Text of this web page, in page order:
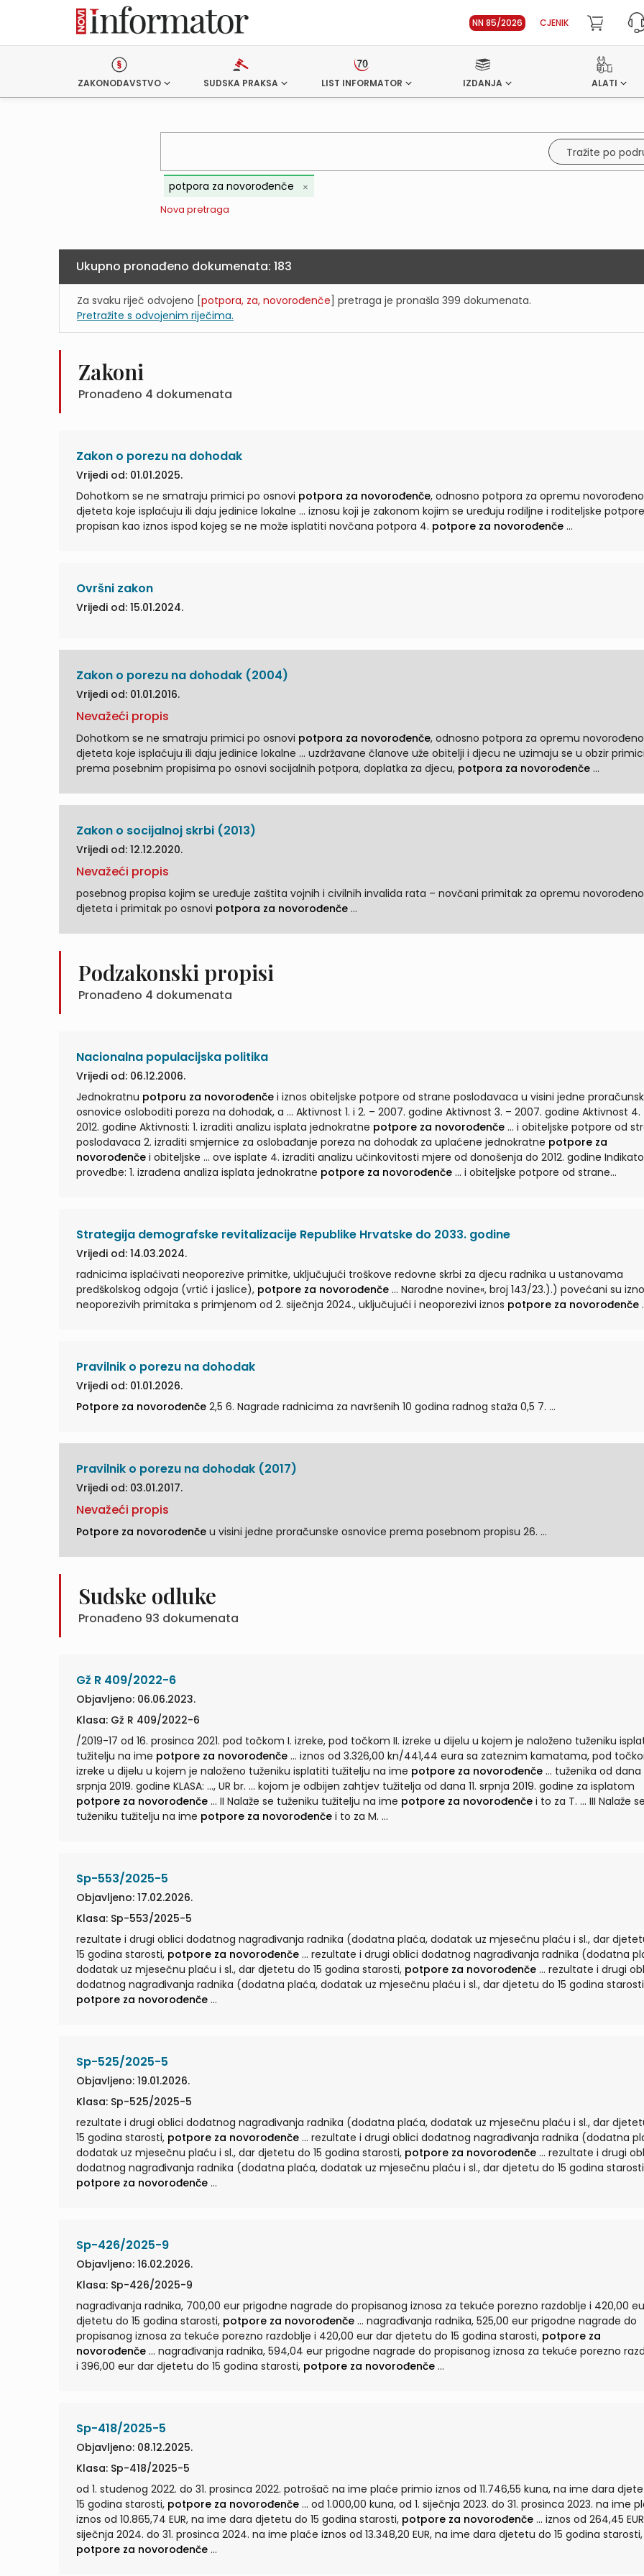
NN 85/2026 CJENIK
ZAKONODAVSTVO SUDSKA PRAKSA LIST INFORMATOR IZDANJA ALATI
potpora za novorođenče
Tražite po
Nova pretraga
Ukupno pronađeno dokumenata: 183
Za svaku riječ odvojeno [potpora, za, novorođenče ] pretraga je pronašla 399 dokumenata.
Pretražite s odvojenim riječima.
Zakoni
Pronađeno 4 dokumenata
Zakon o porezu na dohodak
Vrijedi od: 01.01.2025.
Dohotkom se ne smatraju primici po osnovi potpora za novorođenče, odnosno potpora za opremu
djeteta koje isplaćuju ili daju jedinice lokalne ... iznosu koji je zakonom kojim se uređuju rodiljne i roditeljske potpore
propisan kao iznos ispod kojeg se ne može isplatiti novčana potpora 4. potpore za novorođenče ...
Ovršni zakon
Vrijedi od: 15.01.2024.
Zakon o porezu na dohodak (2004)
Vrijedi od: 01.01.2016.
Nevažeći propis
Dohotkom se ne smatraju primici po osnovi potpora za novorođenče, odnosno potpora za opremu
djeteta koje isplaćuju ili daju jedinice lokalne ... uzdržavane članove uže obitelji i djecu ne uzimaju se u obzir primici
prema posebnim propisima po osnovi socijalnih potpora, doplatka za djecu, potpora za novorođenče ...
Zakon o socijalnoj skrbi (2013)
Vrijedi od: 12.12.2020.
Nevažeći propis
posebnog propisa kojim se uređuje zaštita vojnih i civilnih invalida rata – novčani primitak za opremu
djeteta i primitak po osnovi potpora za novorođenče ...
Podzakonski propisi
Pronađeno 4 dokumenata
Nacionalna populacijska politika
Vrijedi od: 06.12.2006.
Jednokratnu potporu za novorođenče i iznos obiteljske potpore od strane poslodavaca u visini jedne
osnovice osloboditi poreza na dohodak, a ... Aktivnost 1. i 2. – 2007. godine Aktivnost 3. – 2007. godine Aktivnost 4. –
2012. godine Aktivnosti: 1. izraditi analizu isplata jednokratne potpore za novorođenče ... i obiteljske potpore od strane
poslodavaca 2. izraditi smjernice za oslobađanje poreza na dohodak za uplaćene jednokratne potpore za
novorođenče i obiteljske ... ove isplate 4. izraditi analizu učinkovitosti mjere od donošenja do 2012. godine Indikatori
provedbe: 1. izrađena analiza isplata jednokratne potpore za novorođenče ... i obiteljske potpore od strane
Strategija demografske revitalizacije Republike Hrvatske do 2033. godine
Vrijedi od: 14.03.2024.
radnicima isplaćivati neoporezive primitke, uključujući troškove redovne skrbi za djecu radnika u ustanovama
predškolskog odgoja (vrtić i jaslice), potpore za novorođenče ... Narodne novine«, broj 143/23.).) povećani su iznosi
neoporezivih primitaka s primjenom od 2. siječnja 2024., uključujući i neoporezivi iznos potpore za novorođenče
Pravilnik o porezu na dohodak
Vrijedi od: 01.01.2026.
Potpore za novorođenče
2,5 6. Nagrade radnicima za navršenih 10 godina radnog staža 0,5 7. ...
Pravilnik o porezu na dohodak (2017)
Vrijedi od: 03.01.2017.
Nevažeći propis
Potpore za novorođenče u visini jedne proračunske osnovice prema posebnom propisu 26. ...
Sudske odluke
Pronađeno 93 dokumenata
Gž R 409/2022-6
Objavljeno: 06.06.2023.
Klasa: Gž R 409/2022-6
/2019-17 od 16. prosinca 2021. pod točkom I. izreke, pod točkom II. izreke u dijelu u kojem je naloženo tuženiku
tužitelju na ime potpore za novorođenče ... iznos od 3.326,00 kn/441,44 eura sa zateznim kamatama, pod točkom III.
izreke u dijelu u kojem je naloženo tuženiku isplatiti tužitelju na ime potpore za novorođenče ... tuženika od dana 24.
srpnja 2019. godine KLASA: …, UR br. … kojom je odbijen zahtjev tužitelja od dana 11. srpnja 2019. godine za isplatom
potpore za novorođenče
... II Nalaže se tuženiku tužitelju na ime potpore za novorođenče i to za T. ... III Nalaže se
tuženiku tužitelju na ime potpore za novorođenče i to za M. ...
Sp-553/2025-5
Objavljeno: 17.02.2026.
Klasa: Sp-553/2025-5
rezultate i drugi oblici dodatnog nagrađivanja radnika (dodatna plaća, dodatak uz mjesečnu plaću i sl., dar
15 godina starosti, potpore za novorođenče ... rezultate i drugi oblici dodatnog nagrađivanja radnika (dodatna plaća,
dodatak uz mjesečnu plaću i sl., dar djetetu do 15 godina starosti, potpore za novorođenče ... rezultate i drugi oblici
dodatnog nagrađivanja radnika (dodatna plaća, dodatak uz mjesečnu plaću i sl., dar djetetu do 15 godina
potpore za novorođenče ...
Sp-525/2025-5
Objavljeno: 19.01.2026.
Klasa: Sp-525/2025-5
rezultate i drugi oblici dodatnog nagrađivanja radnika (dodatna plaća, dodatak uz mjesečnu plaću i sl., dar
15 godina starosti, potpore za novorođenče ... rezultate i drugi oblici dodatnog nagrađivanja radnika (dodatna plaća,
dodatak uz mjesečnu plaću i sl., dar djetetu do 15 godina starosti, potpore za novorođenče ... rezultate i drugi oblici
dodatnog nagrađivanja radnika (dodatna plaća, dodatak uz mjesečnu plaću i sl., dar djetetu do 15 godina
potpore za novorođenče ...
Sp-426/2025-9
Objavljeno: 16.02.2026.
Klasa: Sp-426/2025-9
nagrađivanja radnika, 700,00 eur prigodne nagrade do propisanog iznosa za tekuće porezno razdoblje i 420,00
djetetu do 15 godina starosti, potpore za novorođenče ... nagrađivanja radnika, 525,00 eur prigodne nagrade do
propisanog iznosa za tekuće porezno razdoblje i 420,00 eur dar djetetu do 15 godina starosti, potpore za
novorođenče ... nagrađivanja radnika, 594,04 eur prigodne nagrade do propisanog iznosa za tekuće porezno razdoblje
i 396,00 eur dar djetetu do 15 godina starosti, potpore za novorođenče ...
Sp-418/2025-5
Objavljeno: 08.12.2025.
Klasa: Sp-418/2025-5
od 1. studenog 2022. do 31. prosinca 2022. potrošač na ime plaće primio iznos od 11.746,55 kuna, na ime dara
15 godina starosti, potpore za novorođenče ... od 1.000,00 kuna, od 1. siječnja 2023. do 31. prosinca 2023. na ime plaće
iznos od 10.865,74 EUR, na ime dara djetetu do 15 godina starosti, potpore za novorođenče ... iznos od 264,45 EUR, od 1.
siječnja 2024. do 31. prosinca 2024. na ime plaće iznos od 13.348,20 EUR, na ime dara djetetu do 15 godina starosti,
potpore za novorođenče ...